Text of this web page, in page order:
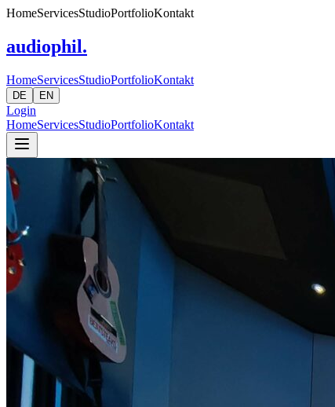
HomeServicesStudioPortfolioKontakt
audiophil.
HomeServicesStudioPortfolioKontakt
DE EN
Login
HomeServicesStudioPortfolioKontakt